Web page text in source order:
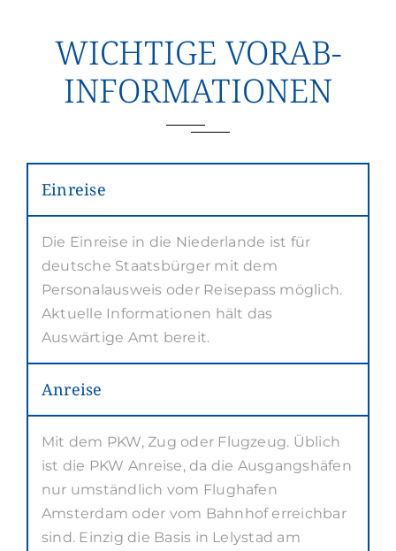
WICHTIGE VORAB-
INFORMATIONEN
Einreise
Die Einreise in die Niederlande ist für
deutsche Staatsbürger mit dem
Personalausweis oder Reisepass möglich.
Aktuelle Informationen hält das
Auswärtige Amt bereit.
Anreise
Mit dem PKW, Zug oder Flugzeug. Üblich
ist die PKW Anreise, da die Ausgangshäfen
nur umständlich vom Flughafen
Amsterdam oder vom Bahnhof erreichbar
sind. Einzig die Basis in Lelystad am